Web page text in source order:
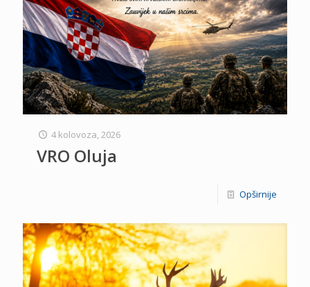
4 kolovoza, 2026
VRO Oluja
Opširnije